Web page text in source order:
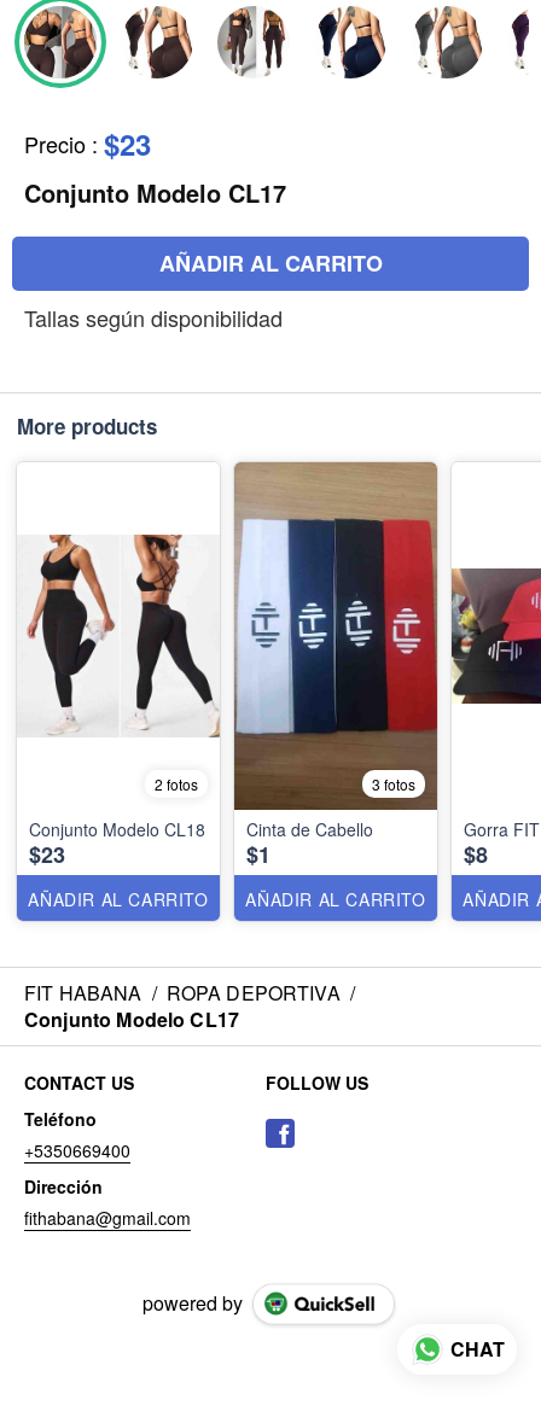
Precio : $23
Conjunto Modelo CL17
AÑADIR AL CARRITO
Tallas según disponibilidad
More products
2 fotos
Conjunto Modelo CL18
$23
AÑADIR AL CARRITO
3 fotos
Cinta de Cabello
$1
AÑADIR AL CARRITO
Gorra
$8
AÑADIR
FIT HABANA / ROPA DEPORTIVA /
Conjunto Modelo CL17
CONTACT US
Teléfono
+5350669400
Dirección
fithabana@gmail.com
FOLLOW US
powered by
CHAT